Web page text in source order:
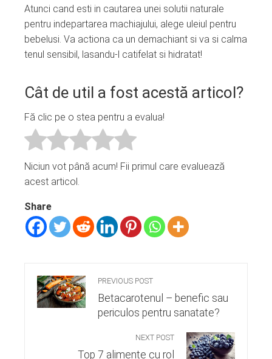
Atunci cand esti in cautarea unei solutii naturale
pentru indepartarea machiajului, alege uleiul pentru
bebelusi. Va actiona ca un demachiant si va si calma
tenul sensibil, lasandu-l catifelat si hidratat!
Cât de util a fost acestă articol?
Fă clic pe o stea pentru a evalua!
Niciun vot până acum! Fii primul care evaluează
acest articol.
Share
PREVIOUS POST
Betacarotenul – benefic sau
periculos pentru sanatate?
NEXT POST
Top 7 alimente cu rol